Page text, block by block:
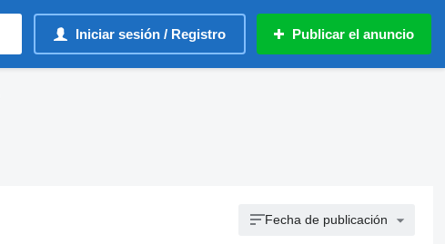
Iniciar sesión / Registro Publicar el anuncio
Fecha de publicación